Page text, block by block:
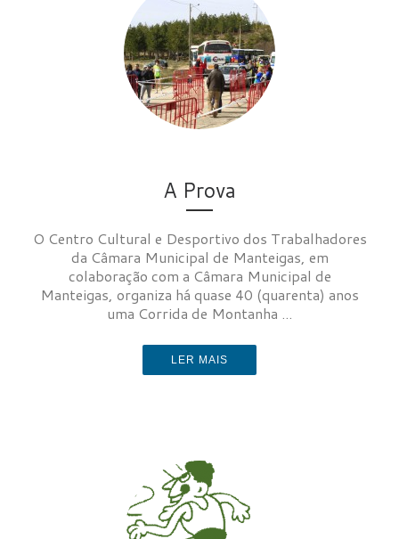
A Prova
O Centro Cultural e Desportivo dos Trabalhadores
da Câmara Municipal de Manteigas, em
colaboração com a Câmara Municipal de
Manteigas, organiza há quase 40 (quarenta) anos
uma Corrida de Montanha ...
LER MAIS